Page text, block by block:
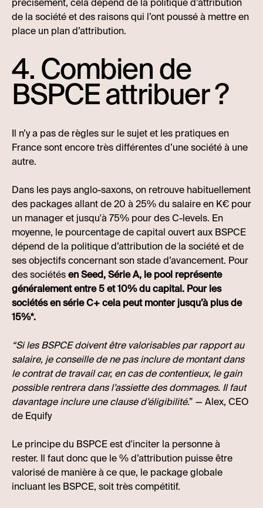
précisément, cela dépend de la politique d’attribution
de la société et des raisons qui l’ont poussé à mettre en
place un plan d’attribution.
4. Combien de
BSPCE attribuer ?
Il n’y a pas de règles sur le sujet et les pratiques en
France sont encore très différentes d’une société à une
autre.
Dans les pays anglo-saxons, on retrouve habituellement
des packages allant de 20 à 25% du salaire en K€ pour
un manager et jusqu'à 75% pour des C-levels. En
moyenne, le pourcentage de capital ouvert aux BSPCE
dépend de la politique d’attribution de la société et de
ses objectifs concernant son stade d’avancement. Pour
des sociétésen Seed, Série A, le pool représente
généralement entre 5 et 10% du capital. Pour les
sociétés en série C+ cela peut monter jusqu’à plus de
15%*.
“Si les BSPCE doivent être valorisables par rapport au
salaire, je conseille de ne pas inclure de montant dans
le contrat de travail car, en cas de contentieux, le gain
possible rentrera dans l’assiette des dommages. Il faut
davantage inclure une clause d’éligibilité.” — Alex, CEO
de Equify
Le principe du BSPCE est d'inciter la personne à
rester. Il faut donc que le % d’attribution puisse être
valorisé de manière à ce que, le package globale
incluant les BSPCE, soit très compétitif.